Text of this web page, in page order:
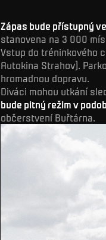
Zápas bude přístupný
stanovena na 3 000
Vstup do tréninkového
Autokina Strahov).
hromadnou dopravu.
Diváci mohou utkání
bude pitný režim v
občerstvení Buřtárna.